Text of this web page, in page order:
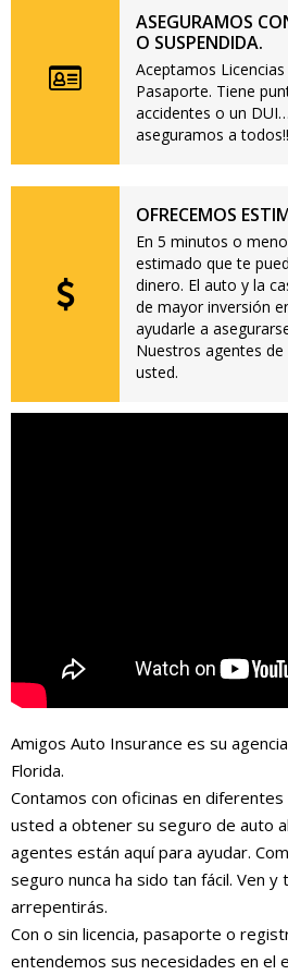
ASEGURAMOS
O SUSPENDIDA.
Aceptamos
Pasaporte. Tiene
accidentes o un
aseguramos a todos!!
OFRECEMOS
En 5 minutos o
estimado que te
dinero. El auto y la
de mayor inversión
ayudarle a
Nuestros agentes
usted.
Amigos Auto Insurance es su
Florida.
Contamos con oficinas en
usted a obtener su seguro de auto
agentes están aquí para ayudar.
seguro nunca ha sido tan fácil. Ven
arrepentirás.
Con o sin licencia, pasaporte o
entendemos sus necesidades en el